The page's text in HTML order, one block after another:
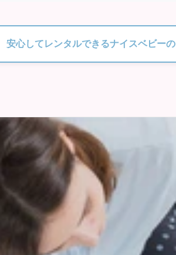
安心してレンタルできるナイスベビー